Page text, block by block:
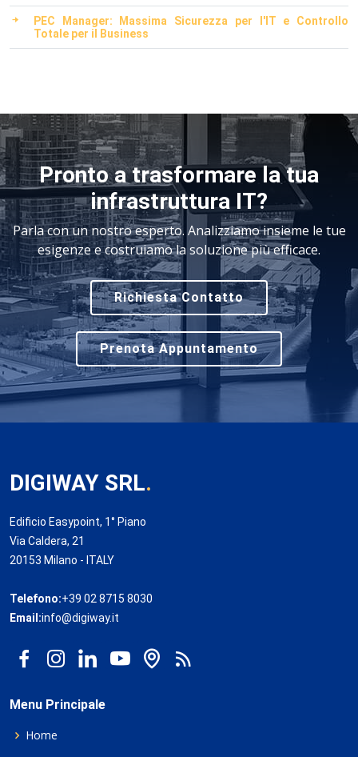
PEC Manager: Massima Sicurezza per l'IT e Controllo
Totale per il Business
Pronto a trasformare la tua
infrastruttura IT?
Parla con un nostro esperto. Analizziamo insieme le tue
esigenze e costruiamo la soluzione più efficace.
Richiesta Contatto
Prenota Appuntamento
DIGIWAY SRL.
Edificio Easypoint, 1° Piano
Via Caldera, 21
20153 Milano - ITALY
Telefono:+39 02 8715 8030
Email:info@digiway.it
Menu Principale
Home